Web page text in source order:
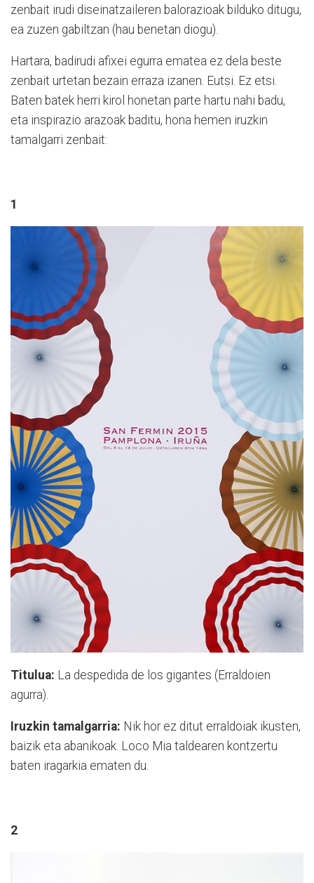
zenbait irudi diseinatzaileren balorazioak bilduko ditugu,
ea zuzen gabiltzan (hau benetan diogu).
Hartara, badirudi afixei egurra ematea ez dela beste
zenbait urtetan bezain erraza izanen. Eutsi. Ez etsi.
Baten batek herri kirol honetan parte hartu nahi badu,
eta inspirazio arazoak baditu, hona hemen iruzkin
tamalgarri zenbait:
1
Titulua: La despedida de los gigantes (Erraldoien
agurra).
Iruzkin tamalgarria: Nik hor ez ditut erraldoiak ikusten,
baizik eta abanikoak. Loco Mia taldearen kontzertu
baten iragarkia ematen du.
2